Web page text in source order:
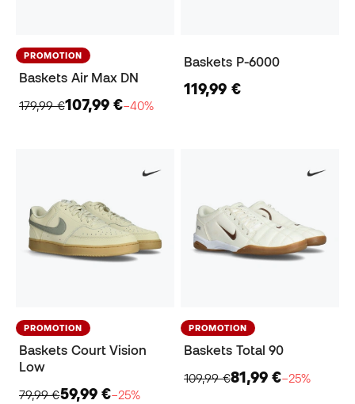
PROMOTION
Baskets Air Max DN
179,99 €107,99 €−40%
Baskets P-6000
119,99 €
PROMOTION
Baskets Court Vision
Low
79,99 €59,99 €−25%
PROMOTION
Baskets Total 90
109,99 €81,99 €−25%